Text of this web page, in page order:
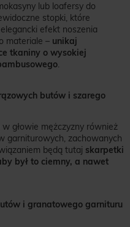
lub loafersy do
stopki, które
efekt noszenia
materiale – unikaj
tkaniny o wysokiej
.
butów i szarego
głowie mężczyzny również
garniturowych, zachowanych
będą tutaj skarpetki
był to ciemny, a nawet
i granatowego garnituru